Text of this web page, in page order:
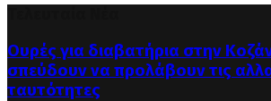
Ουρές για διαβατήρια στην
σπεύδουν να προλάβουν τις
ταυτότητες